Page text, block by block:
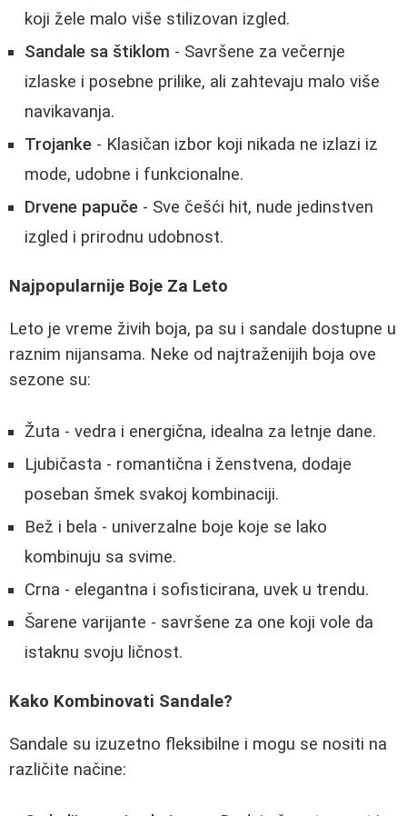
koji žele malo više stilizovan izgled.
Sandale sa štiklom - Savršene za večernje
izlaske i posebne prilike, ali zahtevaju malo više
navikavanja.
Trojanke - Klasičan izbor koji nikada ne izlazi iz
mode, udobne i funkcionalne.
Drvene papuče - Sve češći hit, nude jedinstven
izgled i prirodnu udobnost.
Najpopularnije Boje Za Leto
Leto je vreme živih boja, pa su i sandale dostupne u
raznim nijansama. Neke od najtraženijih boja ove
sezone su:
Žuta - vedra i energična, idealna za letnje dane.
Ljubičasta - romantična i ženstvena, dodaje
poseban šmek svakoj kombinaciji.
Bež i bela - univerzalne boje koje se lako
kombinuju sa svime.
Crna - elegantna i sofisticirana, uvek u trendu.
Šarene varijante - savršene za one koji vole da
istaknu svoju ličnost.
Kako Kombinovati Sandale?
Sandale su izuzetno fleksibilne i mogu se nositi na
različite načine: